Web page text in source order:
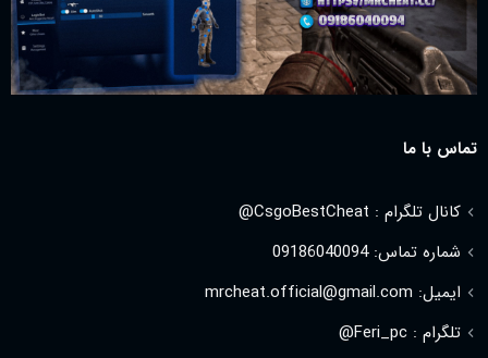
تماس با ما
کانال تلگرام : CsgoBestCheat@
شماره تماس: 09186040094
ایمیل: mrcheat.official@gmail.com
تلگرام : Feri_pc@